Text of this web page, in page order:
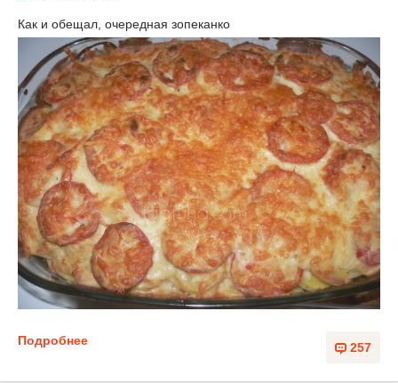
Как и обещал, очередная зопеканко
257
Подробнее